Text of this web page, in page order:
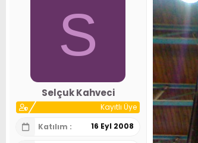
S
Selçuk Kahveci
Kayıtlı Üye
Katılım
16 Eyl 2008